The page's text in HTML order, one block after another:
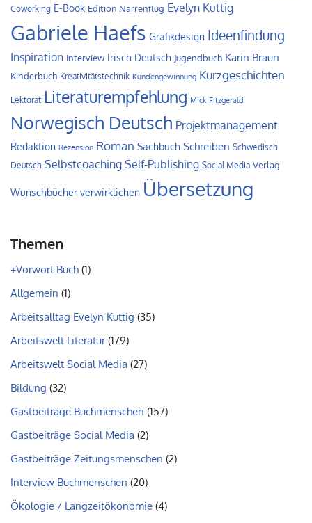
Coworking E-Book Edition Narrenflug Evelyn Kuttig
Gabriele Haefs Grafikdesign Ideenfindung
Inspiration Interview Irisch Deutsch Jugendbuch Karin Braun
Kinderbuch Kreativitätstechnik Kundengewinnung Kurzgeschichten
Lektorat Literaturempfehlung Mick Fitzgerald
Norwegisch Deutsch Projektmanagement
Redaktion Rezension Roman Sachbuch Schreiben Schwedisch
Deutsch Selbstcoaching Self-Publishing Social Media Verlag
Wunschbücher verwirklichen Übersetzung
Themen
+Vorwort Buch (1)
Allgemein (1)
Arbeitsalltag Evelyn Kuttig (35)
Arbeitswelt Literatur(179)
Arbeitswelt Social Media (27)
Bildung (32)
Gastbeiträge Buchmenschen (157)
Gastbeiträge Social Media (2)
Gastbeiträge Zeitungsmenschen (2)
Interview Buchmenschen (20)
Ökologie / Langzeitökonomie (4)